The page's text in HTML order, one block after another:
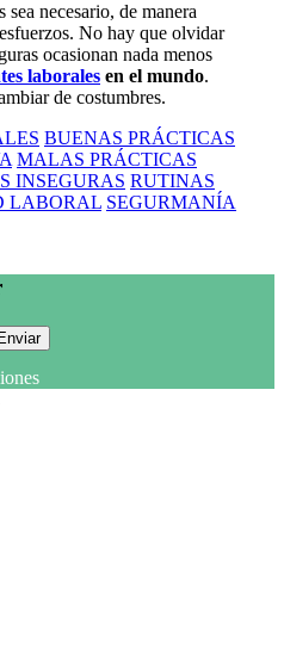
sea necesario, de manera
No hay que olvidar
ocasionan nada menos
laborales en el mundo.
de costumbres.
BUENAS PRÁCTICAS
MALAS PRÁCTICAS
INSEGURAS RUTINAS
LABORAL SEGURMANÍA